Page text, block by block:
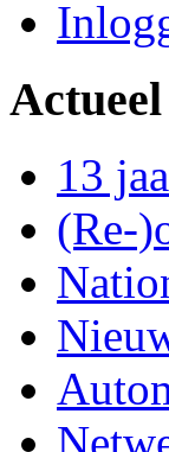
Actueel
13
(Re-